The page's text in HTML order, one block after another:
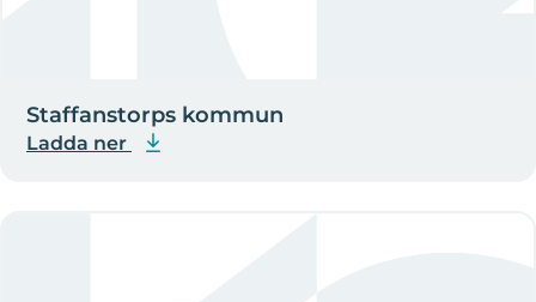
Staffanstorps kommun
Ladda ner